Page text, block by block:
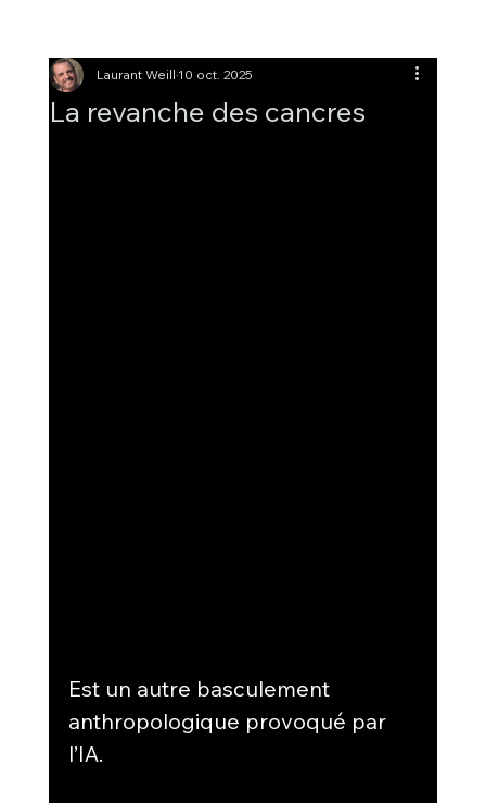
La revanche des cancres
Laurant Weill10 oct. 2025
Est un autre basculement
anthropologique provoqué par
l’IA.